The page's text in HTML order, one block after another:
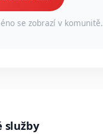
se zobrazí v komunitě.
služby